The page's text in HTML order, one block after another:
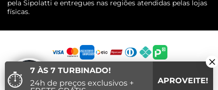
pela Sipolatti e entregues nas regiões atendidas pelas lojas
físicas.
⏱
7 ÀS 7 TURBINADO!
24h de preços exclusivos +
APROVEITE!